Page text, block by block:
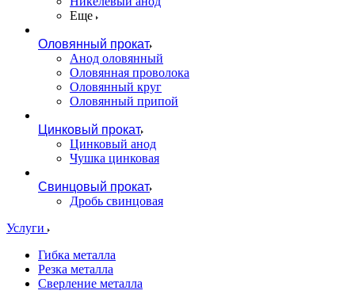
Еще
Оловянный прокат
Анод оловянный
Оловянная проволока
Оловянный круг
Оловянный припой
Цинковый прокат
Цинковый анод
Чушка цинковая
Свинцовый прокат
Дробь свинцовая
Услуги
Гибка металла
Резка металла
Сверление металла